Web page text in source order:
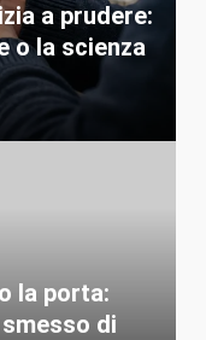
a prudere:
o la scienza
la porta:
di